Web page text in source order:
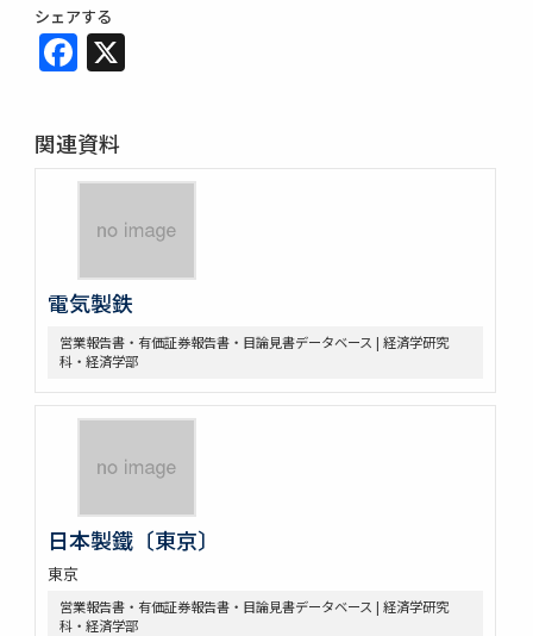
シェアする
Facebook
関連資料
電気製鉄
営業報告書・有価証券報告書・目論見書データベース | 経済学研究
科・経済学部
日本製鐵〔東京〕
東京
営業報告書・有価証券報告書・目論見書データベース | 経済学研究
科・経済学部